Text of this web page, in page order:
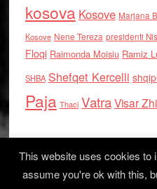
kosova Kosove Marjana
Kosove Nene Tereza presidenti
Floqi Raimonda Moisiu Ramiz
SHBA Shefqet Kercelli
Paja Thaci VatraVisar
This website uses cookies to
assume you're ok with this,